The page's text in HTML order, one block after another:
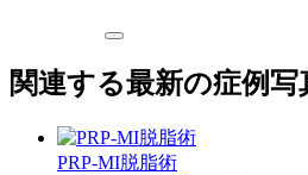
関連する最新の症例写
PRP-MI脱脂術